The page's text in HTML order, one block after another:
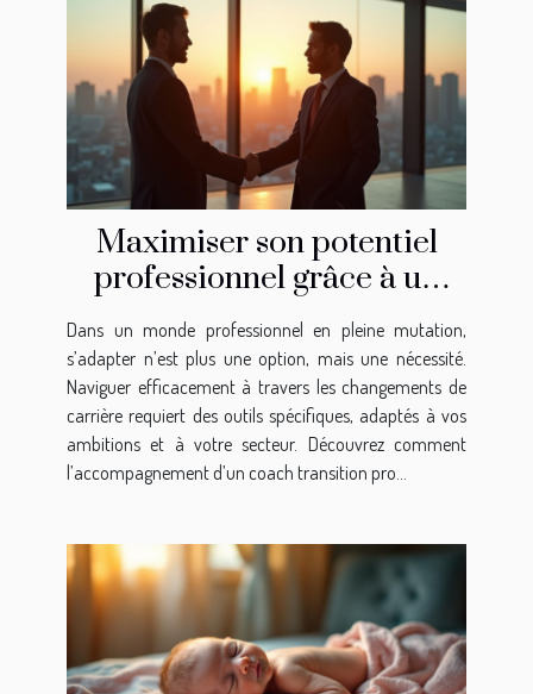
Maximiser son potentiel
professionnel grâce à un
coach transition pro
Dans un monde professionnel en pleine mutation,
s’adapter n’est plus une option, mais une nécessité.
Naviguer efficacement à travers les changements de
carrière requiert des outils spécifiques, adaptés à vos
ambitions et à votre secteur. Découvrez comment
l’accompagnement d’un coach transition pro...